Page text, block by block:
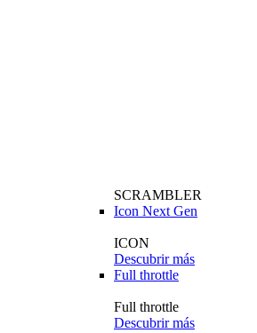
SCRAMBLER
Icon Next Gen
ICON
Descubrir más
Full throttle
Full throttle
Descubrir más